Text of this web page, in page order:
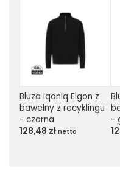
Bluza Iqoniq Elgon z
bawełny z recyklingu
- czarna
128,48 zł netto
-